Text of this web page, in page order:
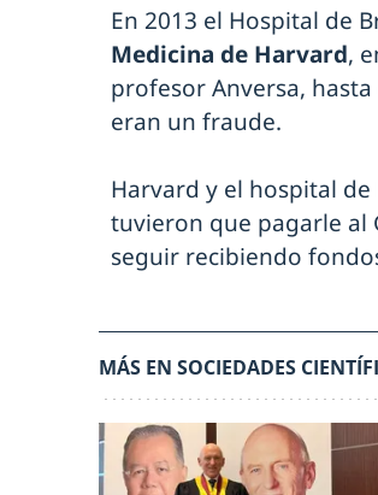
En 2013 el Hospital de
Medicina de Harvard,
profesor Anversa,
eran un fraude.
Harvard y el hospital
tuvieron que pagarle al
seguir recibiendo
MÁS EN SOCIEDADES